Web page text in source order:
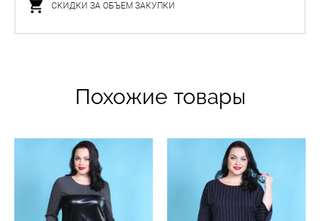
СКИДКИ ЗА ОБЪЕМ ЗАКУПКИ
Похожие товары